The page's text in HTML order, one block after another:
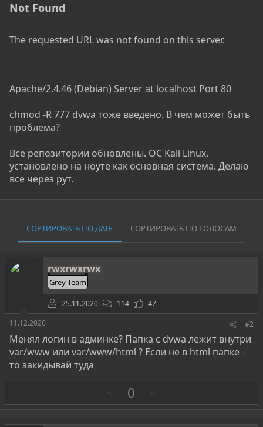
Not Found​
The requested URL was not found on this server.
Apache/2.4.46 (Debian) Server at localhost Port 80
chmod -R 777 dvwa тоже введено. В чем может быть
проблема?
Все репозитории обновлены. ОС Kali Linux,
установлено на ноуте как основная система. Делаю
все через рут.
СОРТИРОВАТЬ ПО ДАТЕ СОРТИРОВАТЬ ПО ГОЛОСАМ
rwxrwxrwx
Grey Team
25.11.2020 114
47
11.12.2020
#2
Менял логин в админке? Папка с dvwa лежит внутри
var/www или var/www/html ? Если не в html папке -
то закидывай туда
а
0
р
о